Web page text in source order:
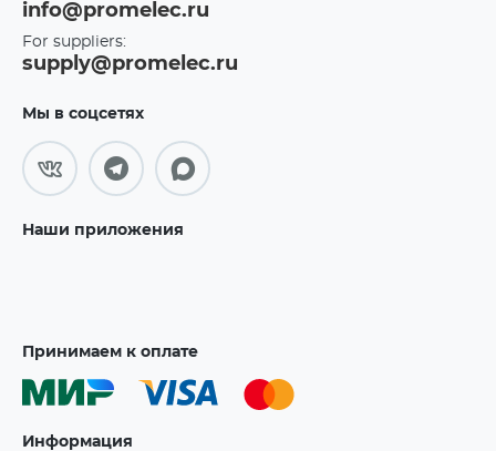
info@promelec.ru
For suppliers:
supply@promelec.ru
Мы в соцсетях
Наши приложения
Принимаем к оплате
Информация